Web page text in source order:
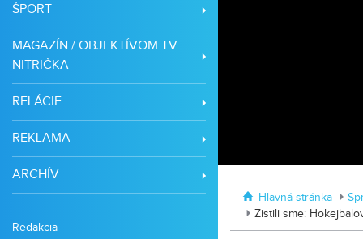
ŠPORT
MAGAZÍN / OBJEKTÍVOM TV
NITRIČKA
RELÁCIE
REKLAMA
ARCHÍV
Redakcia
Hlavná stránka
Zistili sme: